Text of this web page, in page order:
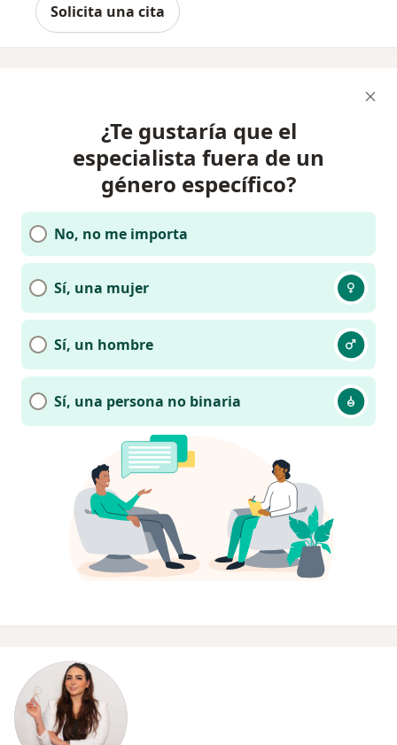
Solicita una cita
¿Te gustaría que el
especialista fuera de un
género específico?
No, no me importa
Sí, una mujer
Sí, un hombre
Sí, una persona no binaria